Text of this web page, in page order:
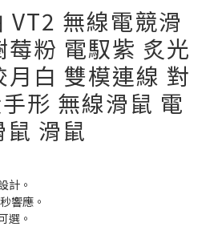
邊滿1500折100 / 2500折200 / 3000折
300
VT2 無線電競滑
莓粉 電馭紫 炙光
月白 雙模連線 對
形 無線滑鼠 電
滑鼠
計。
響應。
選。